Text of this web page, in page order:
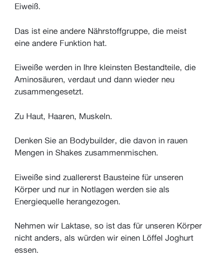
Eiweiß.
Das ist eine andere Nährstoffgruppe, die meist
eine andere Funktion hat.
Eiweiße werden in Ihre kleinsten Bestandteile, die
Aminosäuren, verdaut und dann wieder neu
zusammengesetzt.
Zu Haut, Haaren, Muskeln.
Denken Sie an Bodybuilder, die davon in rauen
Mengen in Shakes zusammenmischen.
Eiweiße sind zuallererst Bausteine für unseren
Körper und nur in Notlagen werden sie als
Energiequelle herangezogen.
Nehmen wir Laktase, so ist das für unseren Körper
nicht anders, als würden wir einen Löffel Joghurt
essen.